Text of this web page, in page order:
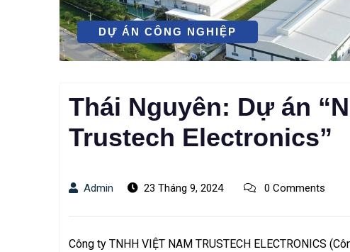
DỰ ÁN CÔNG NGHIỆP
Thái Nguyên: Dự án
Trustech Electronics”
Admin 23 Tháng 9, 2024 0 Comments
Công ty TNHH VIỆT NAM TRUSTECH ELECTRONICS